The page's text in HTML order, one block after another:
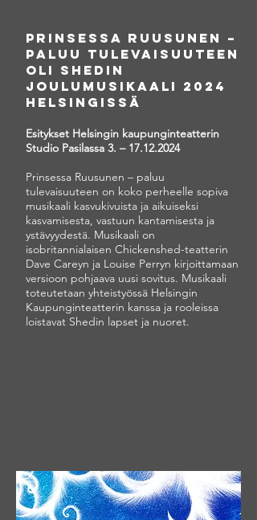
PRINSESSA RUUSUNEN –
PALUU TULEVAISUUTEEN
OLI SHEDIN
JOULUMUSIKAALI 2024
HELSINGISSÄ
Esitykset Helsingin kaupunginteatterin
Studio Pasilassa 3. – 17.12.2024
Prinsessa Ruusunen – paluu
tulevaisuuteen on koko perheelle sopiva
musikaali kasvukivuista ja aikuiseksi
kasvamisesta, vastuun kantamisesta ja
ystävyydestä. Musikaali on
isobritannialaisen Chickenshed-teatterin
Dave Careyn ja Louise Perryn kirjoittamaan
versioon pohjaava uusi sovitus. Musikaali
toteutetaan yhteistyössä Helsingin
Kaupunginteatterin kanssa ja rooleissa
loistavat Shedin lapset ja nuoret.